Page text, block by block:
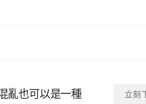
亂也可以是一種
立刻